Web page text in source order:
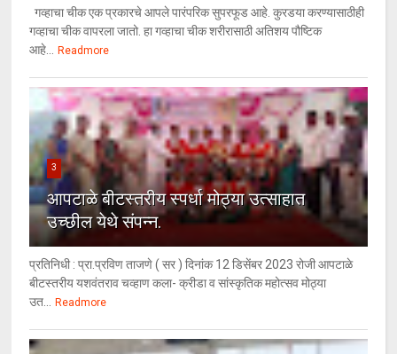
गव्हाचा चीक एक प्रकारचे आपले पारंपरिक सुपरफूड आहे. कुरडया करण्यासाठीही
गव्हाचा चीक वापरला जातो. हा गव्हाचा चीक शरीरासाठी अतिशय पौष्टिक
आहे... Readmore
3
आपटाळे बीटस्तरीय स्पर्धा मोठ्या उत्साहात
उच्छील येथे संपन्न.
प्रतिनिधी : प्रा.प्रविण ताजणे ( सर ) दिनांक 12 डिसेंबर 2023 रोजी आपटाळे
बीटस्तरीय यशवंतराव चव्हाण कला- क्रीडा व सांस्कृतिक महोत्सव मोठ्या
उत... Readmore